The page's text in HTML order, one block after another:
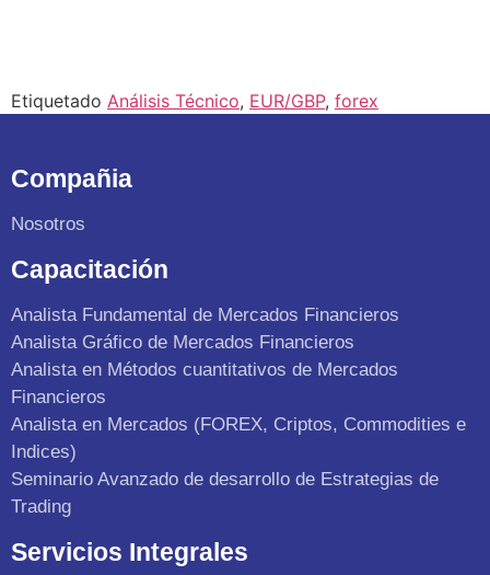
Etiquetado Análisis Técnico, EUR/GBP, forex
Compañia
Nosotros
Capacitación
Analista Fundamental de Mercados Financieros
Analista Gráfico de Mercados Financieros
Analista en Métodos cuantitativos de Mercados
Financieros
Analista en Mercados (FOREX, Criptos, Commodities e
Indices)
Seminario Avanzado de desarrollo de Estrategias de
Trading
Servicios Integrales